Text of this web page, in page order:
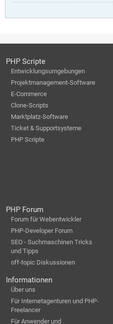
PHP Scripte
Entwicklungsumgebungen
Projektmanagement-Software
E-Commerce
Clone-Scripts
Marktplatz-Software
Ticket & Supportsysteme
PHP Scripte
PHP Forum
Forum für Webentwickler
PHP-Developer Forum
SEO - Suchmaschinen Tricks
und Tipps
off-topic Diskussionen
Informationen
Über uns
Für Internetagenturen und PHP-
Freelancer
Für Anwender und